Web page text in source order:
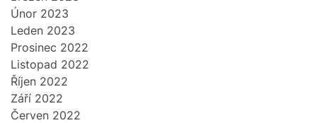
Únor 2023
Leden 2023
Prosinec 2022
Listopad 2022
Říjen 2022
Září 2022
Červen 2022